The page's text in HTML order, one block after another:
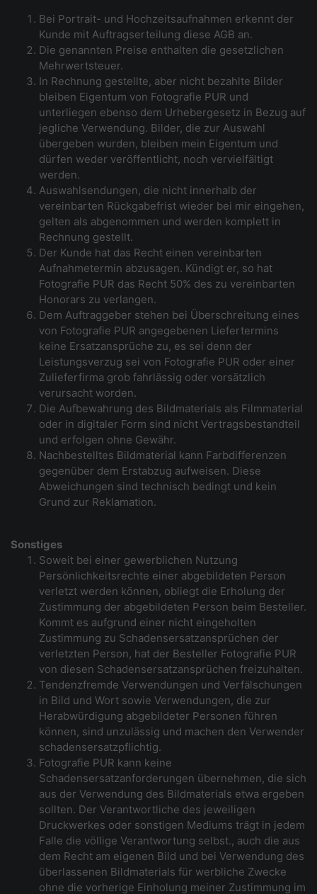
Bei Portrait- und Hochzeitsaufnahmen erkennt der
Kunde mit Auftragserteilung diese AGB an.
Die genannten Preise enthalten die gesetzlichen
Mehrwertsteuer.
In Rechnung gestellte, aber nicht bezahlte Bilder
bleiben Eigentum von Fotografie PUR und
unterliegen ebenso dem Urhebergesetz in Bezug auf
jegliche Verwendung. Bilder, die zur Auswahl
übergeben wurden, bleiben mein Eigentum und
dürfen weder veröffentlicht, noch vervielfältigt
werden.
Auswahlsendungen, die nicht innerhalb der
vereinbarten Rückgabefrist wieder bei mir eingehen,
gelten als abgenommen und werden komplett in
Rechnung gestellt.
Der Kunde hat das Recht einen vereinbarten
Aufnahmetermin abzusagen. Kündigt er, so hat
Fotografie PUR das Recht 50% des zu vereinbarten
Honorars zu verlangen.
Dem Auftraggeber stehen bei Überschreitung eines
von Fotografie PUR angegebenen Liefertermins
keine Ersatzansprüche zu, es sei denn der
Leistungsverzug sei von Fotografie PUR oder einer
Zulieferfirma grob fahrlässig oder vorsätzlich
verursacht worden.
Die Aufbewahrung des Bildmaterials als Filmmaterial
oder in digitaler Form sind nicht Vertragsbestandteil
und erfolgen ohne Gewähr.
Nachbestelltes Bildmaterial kann Farbdifferenzen
gegenüber dem Erstabzug aufweisen. Diese
Abweichungen sind technisch bedingt und kein
Grund zur Reklamation.
Sonstiges
Soweit bei einer gewerblichen Nutzung
Persönlichkeitsrechte einer abgebildeten Person
verletzt werden können, obliegt die Erholung der
Zustimmung der abgebildeten Person beim Besteller.
Kommt es aufgrund einer nicht eingeholten
Zustimmung zu Schadensersatzansprüchen der
verletzten Person, hat der Besteller Fotografie PUR
von diesen Schadensersatzansprüchen freizuhalten.
Tendenzfremde Verwendungen und Verfälschungen
in Bild und Wort sowie Verwendungen, die zur
Herabwürdigung abgebildeter Personen führen
können, sind unzulässig und machen den Verwender
schadensersatzpflichtig.
Fotografie PUR kann keine
Schadensersatzanforderungen übernehmen, die sich
aus der Verwendung des Bildmaterials etwa ergeben
sollten. Der Verantwortliche des jeweiligen
Druckwerkes oder sonstigen Mediums trägt in jedem
Falle die völlige Verantwortung selbst., auch die aus
dem Recht am eigenen Bild und bei Verwendung des
überlassenen Bildmaterials für werbliche Zwecke
ohne die vorherige Einholung meiner Zustimmung im